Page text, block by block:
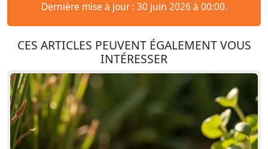
Dernière mise à jour : 30 juin 2026 à 00:00.
CES ARTICLES PEUVENT ÉGALEMENT VOUS
INTÉRESSER